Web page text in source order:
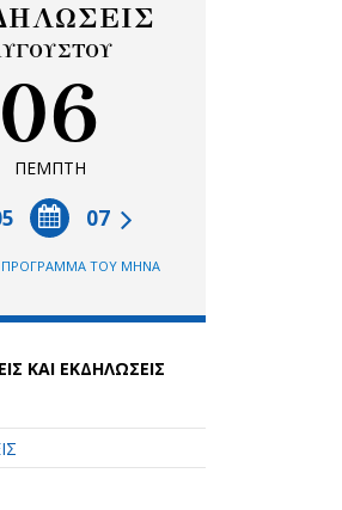
06
ΠΕΜΠΤΗ
07
ΠΡΟΓΡΑΜΜΑ ΤΟΥ ΜΗΝΑ
ΚΑΙ ΕΚΔΗΛΩΣΕΙΣ